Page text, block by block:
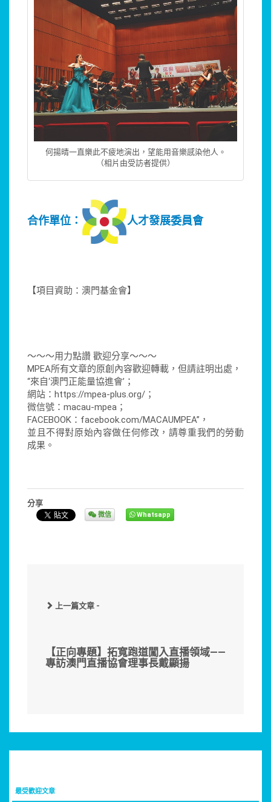
何揚晴一直樂此不疲地演出，望能用音樂感染他人。
（相片由受訪者提供）
合作單位： 人才發展委員會
【項目資助：澳門基金會】
～～～用力點讚 歡迎分享～～～
MPEA所有文章的原創內容歡迎轉載，但請註明出處，
“來自‘澳門正能量協進會’；
網站：https://mpea-plus.org/；
微信號：macau-mpea；
FACEBOOK：facebook.com/MACAUMPEA”，
並且不得對原始內容做任何修改，請尊重我們的勞動
成果。
分享
微信 Whatsapp
上一篇文章 -
【正向專題】拓寬跑道闖入直播領域——
專訪澳門直播協會理事長戴顯揚
最受歡迎文章